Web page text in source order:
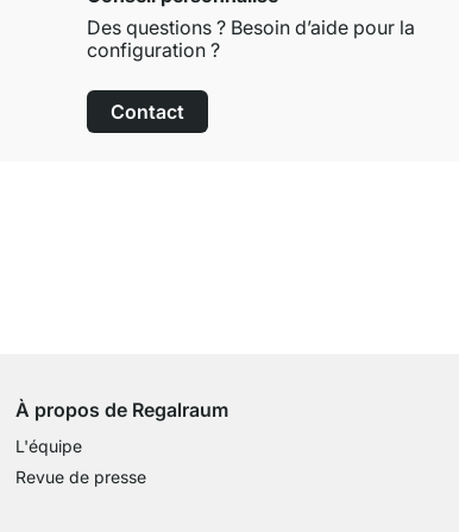
Des questions ? Besoin d’aide pour la
configuration ?
Contact
À propos de Regalraum
L'équipe
Revue de presse